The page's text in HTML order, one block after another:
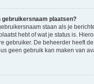
gebruikersnaam plaatsen?
staan als je
hebt of wat je status is.
gebruiker. De beheerder heeft
geen gebruik kan maken van